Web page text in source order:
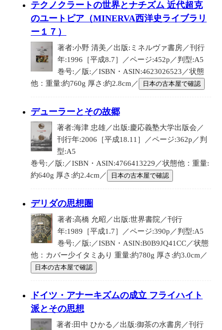
テクノクラートの世界とナチズム 近代超克
のユートピア（MINERVA西洋史ライブラリ
ー１７）
著者:小野 清美／出版:ミネルヴァ書房／刊行
年:1996［平成8.7］／ページ:452p／判型:A5
巻号:／版:／ISBN・ASIN:4623026523／状態
他：重量:約760g 厚さ:約2.8cm／
日本の古本屋で確認
デューラーとその故郷
著者:海津 忠雄／出版:慶応義塾大学出版会／
刊行年:2006［平成18.11］／ページ:362p／判
型:A5
巻号:／版:／ISBN・ASIN:4766413229／状態他：重量:
約640g 厚さ:約2.4cm／
日本の古本屋で確認
デリダの思想圏
著者:高橋 允昭／出版:世界書院／刊行
年:1989［平成1.7］／ページ:390p／判型:A5
巻号:／版:／ISBN・ASIN:B0B9JQ41CC／状態
他：カバー少イタミあり 重量:約780g 厚さ:約3.0cm／
日本の古本屋で確認
ドイツ・アナーキズムの成立 フライハイト
派とその思想
著者:田中 ひかる／出版:御茶の水書房／刊行